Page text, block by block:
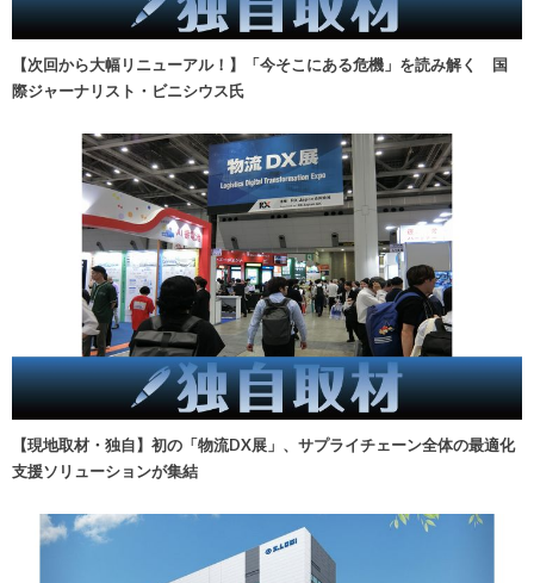
【次回から大幅リニューアル！】「今そこにある危機」を読み解く 国
際ジャーナリスト・ビニシウス氏
【現地取材・独自】初の「物流DX展」、サプライチェーン全体の最適化
支援ソリューションが集結